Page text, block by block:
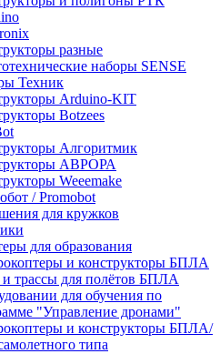
разные
наборы SENSE
Техник
Arduino-KIT
Botzees
Алгоритмик
АВРОРА
Weeemake
/ Promobot
для кружков
для образования
и конструкторы БПЛА
трассы для полётов БПЛА
для обучения по
"Управление дронами"
и конструкторы БПЛА/
типа